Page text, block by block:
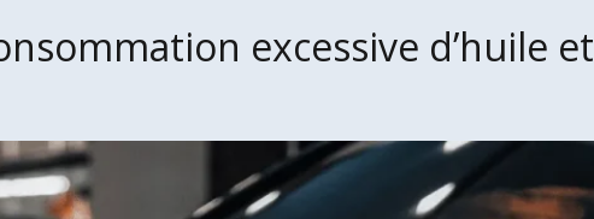
excessive d’huile et